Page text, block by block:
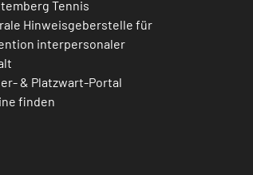
Tennis
Hinweisgeberstelle für
interpersonaler
& Platzwart-Portal
finden